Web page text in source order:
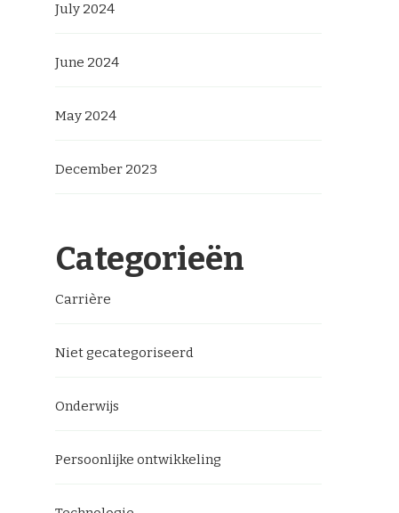
July 2024
June 2024
May 2024
December 2023
Categorieën
Carrière
Niet gecategoriseerd
Onderwijs
Persoonlijke ontwikkeling